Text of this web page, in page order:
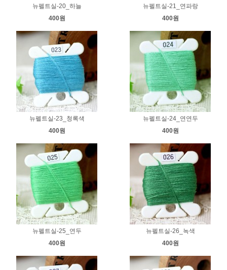
뉴펠트실-20_하늘
400원
뉴펠트실-21_연파랑
400원
뉴펠트실-23_청록색
400원
뉴펠트실-24_연연두
400원
뉴펠트실-25_연두
400원
뉴펠트실-26_녹색
400원